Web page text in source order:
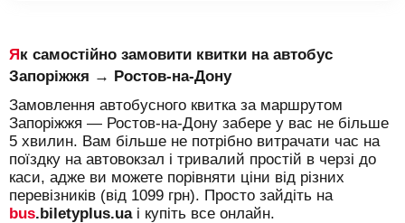
Як самостійно замовити квитки на автобус
Запоріжжя → Ростов-на-Дону
Замовлення автобусного квитка за маршрутом
Запоріжжя — Ростов-на-Дону забере у вас не більше
5 хвилин. Вам більше не потрібно витрачати час на
поїздку на автовокзал і тривалий простій в черзі до
каси, адже ви можете порівняти ціни від різних
перевізників (від 1099 грн). Просто зайдіть на
bus.biletyplus.uaі купіть все онлайн.